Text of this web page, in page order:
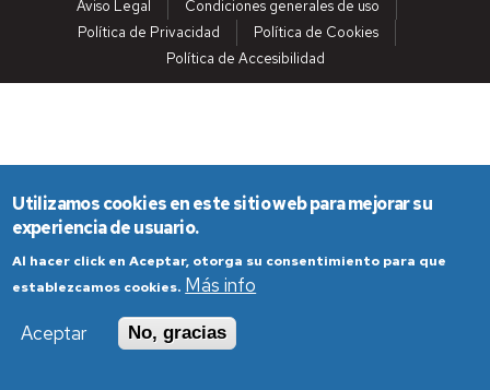
Aviso Legal
Condiciones generales de uso
Política de Privacidad
Política de Cookies
Política de Accesibilidad
Utilizamos cookies en este sitio web para mejorar su
experiencia de usuario.
Al hacer click en Aceptar, otorga su consentimiento para que
establezcamos cookies. Más info
Aceptar
No, gracias